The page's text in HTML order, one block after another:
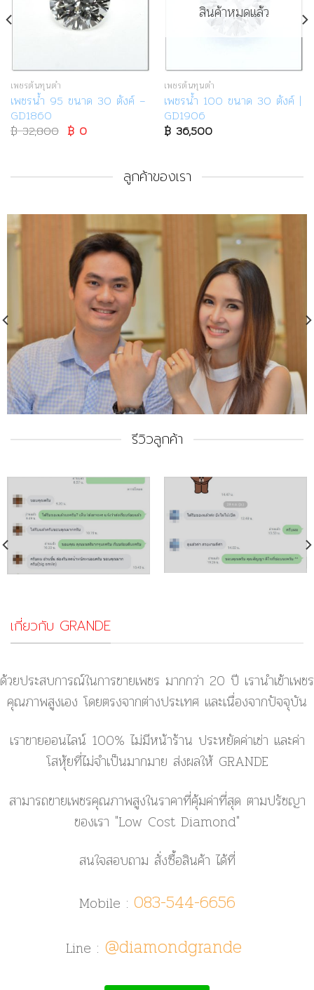
เพชรต้นทุนต่ำ
เพชรน้ำ 95 ขนาด 30 ตังค์ –
GD1860
฿32,800 Original
price
฿0Current
สินค้าหมดแล้ว
เพชรต้นทุนต่ำ
เพชรน้ำ 100 ขนาด 30 ตังค์ |
GD1906
฿36,500
ลูกค้าของเรา
รีวิวลูกค้า
เกี่ยวกับ GRANDE
ด้วยประสบการณ์ในการขายเพชร มากกว่า 20 ปี เรานำเข้าเพชร
คุณภาพสูงเอง โดยตรงจากต่างประเทศ และเนื่องจากปัจจุบัน
เราขายออนไลน์ 100% ไม่มีหน้าร้าน ประหยัดค่าเช่า และค่า
โสหุ้ยที่ไม่จำเป็นมากมาย ส่งผลให้ GRANDE
สามารถขายเพชรคุณภาพสูงในราคาที่คุ้มค่าที่สุด ตามปรัชญา
ของเรา "Low Cost Diamond"
สนใจสอบถาม สั่งซื้อสินค้า ได้ที่
Mobile : 083-544-6656
Line : @diamondgrande